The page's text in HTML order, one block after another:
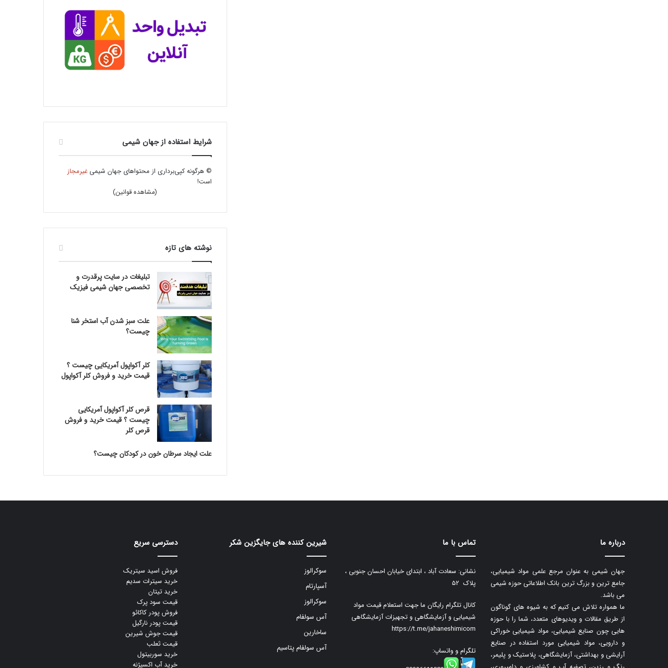
شرایط استفاده از جهان شیمی
© هرگونه کپی‌برداری از محتواهای جهان شیمیغیرمجاز
است!
(مشاهده قوانین)
نوشته های تازه
تبلیغات در سایت پرقدرت و
تخصصی جهان شیمی فیزیک
علت سبز شدن آب استخر شنا
چیست؟
کلر آکواپول آمریکایی چیست ؟
قیمت خرید و فروش کلر آکواپول
قرص کلر آکواپول آمریکایی
چیست ؟ قیمت خرید و فروش
قرص کلر
علت ایجاد سرطان خون در کودکان چیست؟
درباره ما
جهان شیمی به عنوان مرجع علمی مواد شیمیایی،
جامع ترین و بزرگ ترین بانک اطلاعاتی حوزه شیمی
می باشد.
ما همواره تلاش می کنیم که به شیوه های گوناگون
از طریق مقالات و ویدیوهای متعدد، شما را با حوزه
هایی چون صنایع شیمیایی، مواد شیمیایی خوراکی
و دارویی، مواد شیمیایی مورد استفاده در صنایع
آرایشی و بهداشتی، آزمایشگاهی، پلاستیک و پلیمر،
تماس با ما
نشانی: سعادت آباد ، ابتدای خیابان احسان جنوبی ،
پلاک ۵۲
کانال تلگرام رایگان ما جهت استعلام قیمت مواد
شیمیایی و آزمایشگاهی و تجهیزات آزمایشگاهی
https://t.me/jahaneshimicom
تلگرام و واتساپ:
شیرین کننده های جایگزین شکر
سوکرالوز
آسپارتام
سوکرالوز
آس سولفام
ساخارین
آس سولفام پتاسیم
دسترسی سریع
فروش اسید سیتریک
خرید سیترات سدیم
خرید تیتان
قیمت سود پرک
فروش پودر کاکائو
قیمت پودر نارگیل
قیمت جوش شیرین
قیمت ثعلب
خرید سوربیتول
خرید آب اکسیژنه